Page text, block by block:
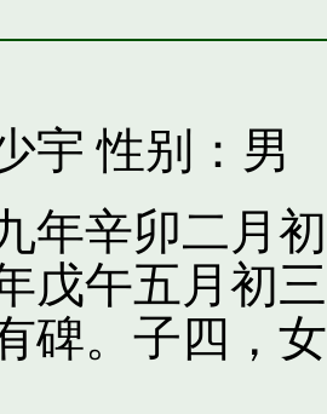
宇 性别：男
年辛卯二月
戊午五月初
碑。子四，